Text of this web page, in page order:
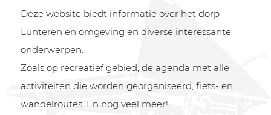
Deze website biedt informatie over het dorp
Lunteren en omgeving en diverse interessante
onderwerpen.
Zoals op recreatief gebied, de agenda met alle
activiteiten die worden georganiseerd, fiets- en
wandelroutes. En nog veel meer!